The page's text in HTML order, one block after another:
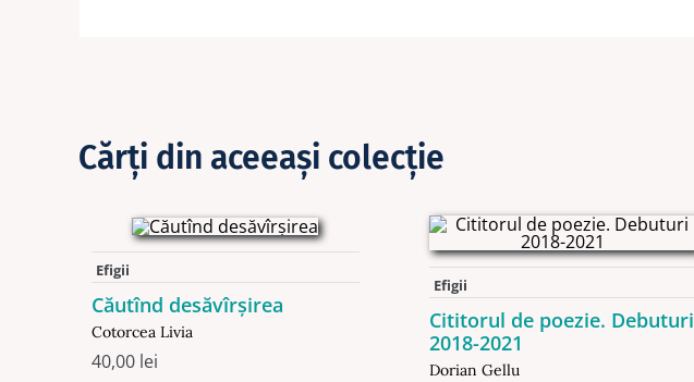
Cărţi din aceeaşi colecţie
Efigii
Căutînd desăvîrşirea
Cotorcea Livia
40,00 lei
Efigii
Cititorul de poezie. Debuturi
2018-2021
Dorian Gellu